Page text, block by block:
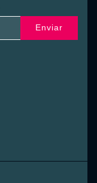
Enviar